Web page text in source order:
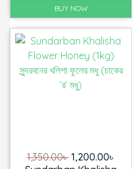
BUY NOW
1,350.00৳ Original
1,200.00৳